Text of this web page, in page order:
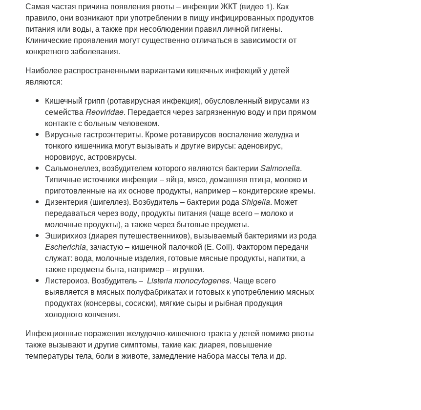
Самая частая причина появления рвоты – инфекции ЖКТ (видео 1). Как
правило, они возникают при употреблении в пищу инфицированных продуктов
питания или воды, а также при несоблюдении правил личной гигиены.
Клинические проявления могут существенно отличаться в зависимости от
конкретного заболевания.
Наиболее распространенными вариантами кишечных инфекций у детей
являются:
Кишечный грипп (ротавирусная инфекция), обусловленный вирусами из
семействаReoviridae. Передается через загрязненную воду и при прямом
контакте с больным человеком.
Вирусные гастроэнтериты. Кроме ротавирусов воспаление желудка и
тонкого кишечника могут вызывать и другие вирусы: аденовирус,
норовирус, астровирусы.
Сальмонеллез, возбудителем которого являются бактерии Salmonella.
Типичные источники инфекции – яйца, мясо, домашняя птица, молоко и
приготовленные на их основе продукты, например – кондитерские кремы.
Дизентерия (шигеллез). Возбудитель – бактерии родаShigella. Может
передаваться через воду, продукты питания (чаще всего – молоко и
молочные продукты), а также через бытовые предметы.
Эширихиоз (диарея путешественников), вызываемый бактериями из рода
Esсhеrichia, зачастую – кишечной палочкой (E. Coli). Фактором передачи
служат: вода, молочные изделия, готовые мясные продукты, напитки, а
также предметы быта, например – игрушки.
Листероиоз. Возбудитель – Listeria monocytogenes. Чаще всего
выявляется в мясных полуфабрикатах и готовых к употреблению мясных
продуктах (консервы, сосиски), мягкие сыры и рыбная продукция
холодного копчения.
Инфекционные поражения желудочно-кишечного тракта у детей помимо рвоты
также вызывают и другие симптомы, такие как: диарея, повышение
температуры тела, боли в животе, замедление набора массы тела и др.